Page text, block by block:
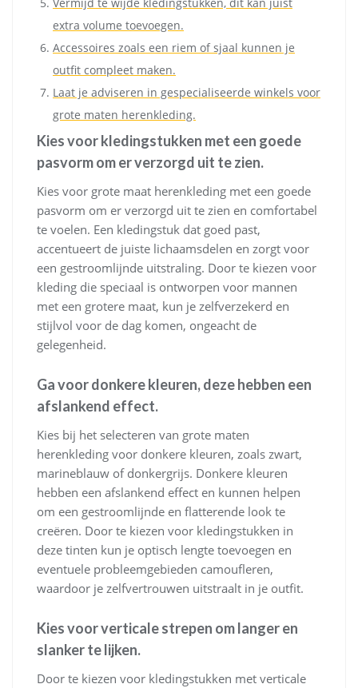
extra volume toevoegen.
Accessoires zoals een riem of sjaal kunnen je
outfit compleet maken.
Laat je adviseren in gespecialiseerde winkels voor
grote maten herenkleding.
Kies voor kledingstukken met een goede
pasvorm om er verzorgd uit te zien.
Kies voor grote maat herenkleding met een goede
pasvorm om er verzorgd uit te zien en comfortabel
te voelen. Een kledingstuk dat goed past,
accentueert de juiste lichaamsdelen en zorgt voor
een gestroomlijnde uitstraling. Door te kiezen voor
kleding die speciaal is ontworpen voor mannen
met een grotere maat, kun je zelfverzekerd en
stijlvol voor de dag komen, ongeacht de
gelegenheid.
Ga voor donkere kleuren, deze hebben een
afslankend effect.
Kies bij het selecteren van grote maten
herenkleding voor donkere kleuren, zoals zwart,
marineblauw of donkergrijs. Donkere kleuren
hebben een afslankend effect en kunnen helpen
om een gestroomlijnde en flatterende look te
creëren. Door te kiezen voor kledingstukken in
deze tinten kun je optisch lengte toevoegen en
eventuele probleemgebieden camoufleren,
waardoor je zelfvertrouwen uitstraalt in je outfit.
Kies voor verticale strepen om langer en
slanker te lijken.
Door te kiezen voor kledingstukken met verticale